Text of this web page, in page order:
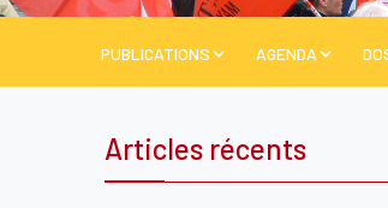
PUBLICATIONS AGENDA
Articles récents